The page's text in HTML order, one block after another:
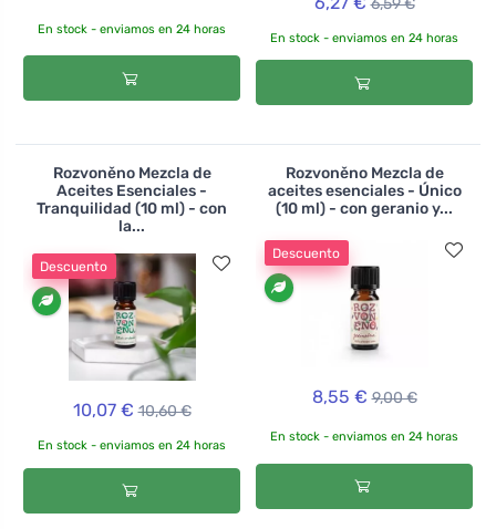
En stock - enviamos en 24 horas
En stock - enviamos en 24 horas
Rozvoněno Mezcla de
Aceites Esenciales -
Tranquilidad (10 ml) - con
la...
Descuento
10,07 € 10,60 €
En stock - enviamos en 24 horas
Rozvoněno Mezcla de
aceites esenciales - Único
(10 ml) - con geranio y...
Descuento
8,55 € 9,00 €
En stock - enviamos en 24 horas